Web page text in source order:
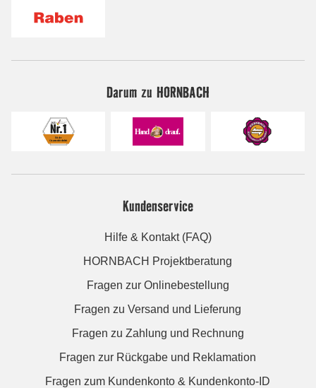
Darum zu HORNBACH
Kundenservice
Hilfe & Kontakt (FAQ)
HORNBACH Projektberatung
Fragen zur Onlinebestellung
Fragen zu Versand und Lieferung
Fragen zu Zahlung und Rechnung
Fragen zur Rückgabe und Reklamation
Fragen zum Kundenkonto & Kundenkonto-ID